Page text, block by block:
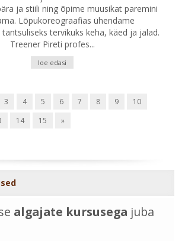
ja stiili ning õpime muusikat paremini
Lõpukoreograafias ühendame
tervikuks keha, käed ja jalad.
Treener Pireti profes...
loe edasi
3 4 5 6 7 8 9
10
14 15 »
algajate kursusega juba